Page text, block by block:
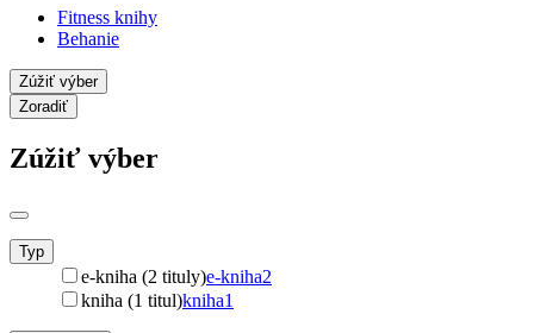
Fitness knihy
Behanie
Zúžiť výber
Zoradiť
Zúžiť výber
Typ
e-kniha (2 tituly)e-kniha2
kniha (1 titul)kniha1